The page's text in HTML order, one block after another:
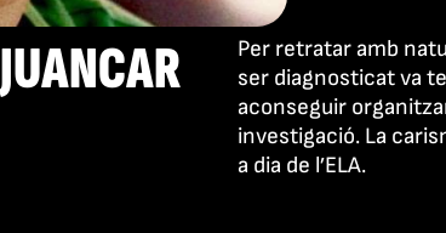
Per retratar amb
ser diagnosticat va
aconseguir
investigació. La
a dia de l’ELA.